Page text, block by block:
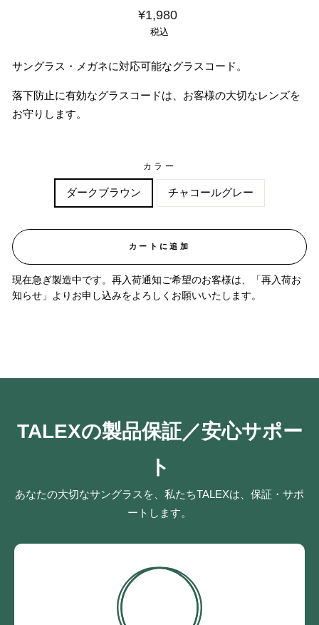
価
¥1,980
税込
サングラス・メガネに対応可能なグラスコード。
落下防止に有効なグラスコードは、お客様の大切なレンズを
お守りします。
カラー
ダークブラウン チャコールグレー
カートに追加
現在急ぎ製造中です。再入荷通知ご希望のお客様は、「再入荷お
知らせ」よりお申し込みをよろしくお願いいたします。
TALEXの製品保証／安心サポー
ト
あなたの大切なサングラスを、私たちTALEXは、保証・サポ
ートします。